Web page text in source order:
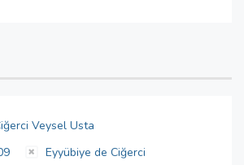
Veysel Usta
Eyyübiye de Ciğerci